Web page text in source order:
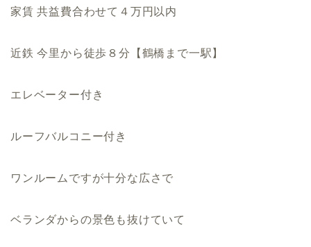
家賃 共益費合わせて４万円以内
近鉄 今里から徒歩８分【鶴橋まで一駅】
エレベーター付き
ルーフバルコニー付き
ワンルームですが十分な広さで
ベランダからの景色も抜けていて